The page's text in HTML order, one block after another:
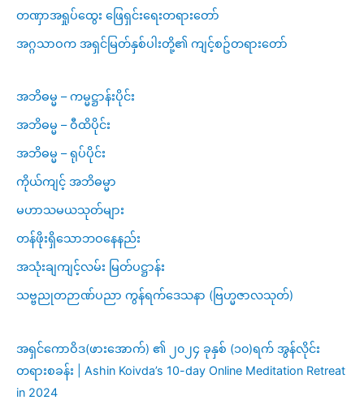
တဏှာအရှုပ်ထွေး ဖြေရှင်းရေးတရားတော်
အဂ္ဂသာဝက အရှင်မြတ်နှစ်ပါးတို့၏ ကျင့်စဥ်တရားတော်
အဘိဓမ္မ – ကမ္မဋ္ဌာန်းပိုင်း
အဘိဓမ္မ – ဝီထိပိုင်း
အဘိဓမ္မ – ရုပ်ပိုင်း
ကိုယ်ကျင့် အဘိဓမ္မာ
မဟာသမယသုတ်များ
တန်ဖိုးရှိသောဘဝနေနည်း
အသုံးချကျင့်လမ်း မြတ်ပဋ္ဌာန်း
သဗ္ဗညုတဉာဏ်ပညာ ကွန်ရက်ဒေသနာ (ဗြဟ္မဇာလသုတ်)
အရှင်ကောဝိဒ(ဖားအောက်) ၏ ၂၀၂၄ ခုနှစ် (၁၀)ရက် အွန်လိုင်း
တရားစခန်း | Ashin Koivda’s 10-day Online Meditation Retreat
in 2024